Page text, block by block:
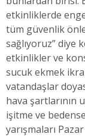
etkinliklerde
tüm güvenlik
sağlıyoruz” diye
etkinlikler ve
sucuk ekmek
vatandaşlar
hava şartlarının
işitme ve
yarışmaları